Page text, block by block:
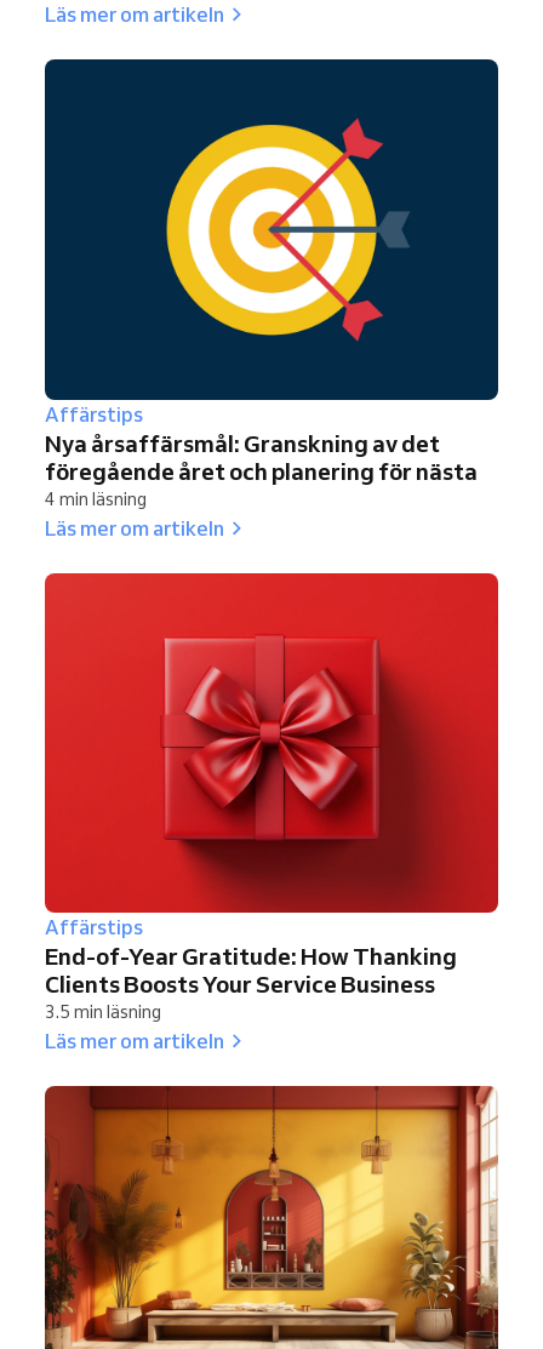
Läs mer om artikeln
Affärstips
Nya årsaffärsmål: Granskning av det
föregående året och planering för nästa
4 min läsning
Läs mer om artikeln
Affärstips
End-of-Year Gratitude: How Thanking
Clients Boosts Your Service Business
3.5 min läsning
Läs mer om artikeln